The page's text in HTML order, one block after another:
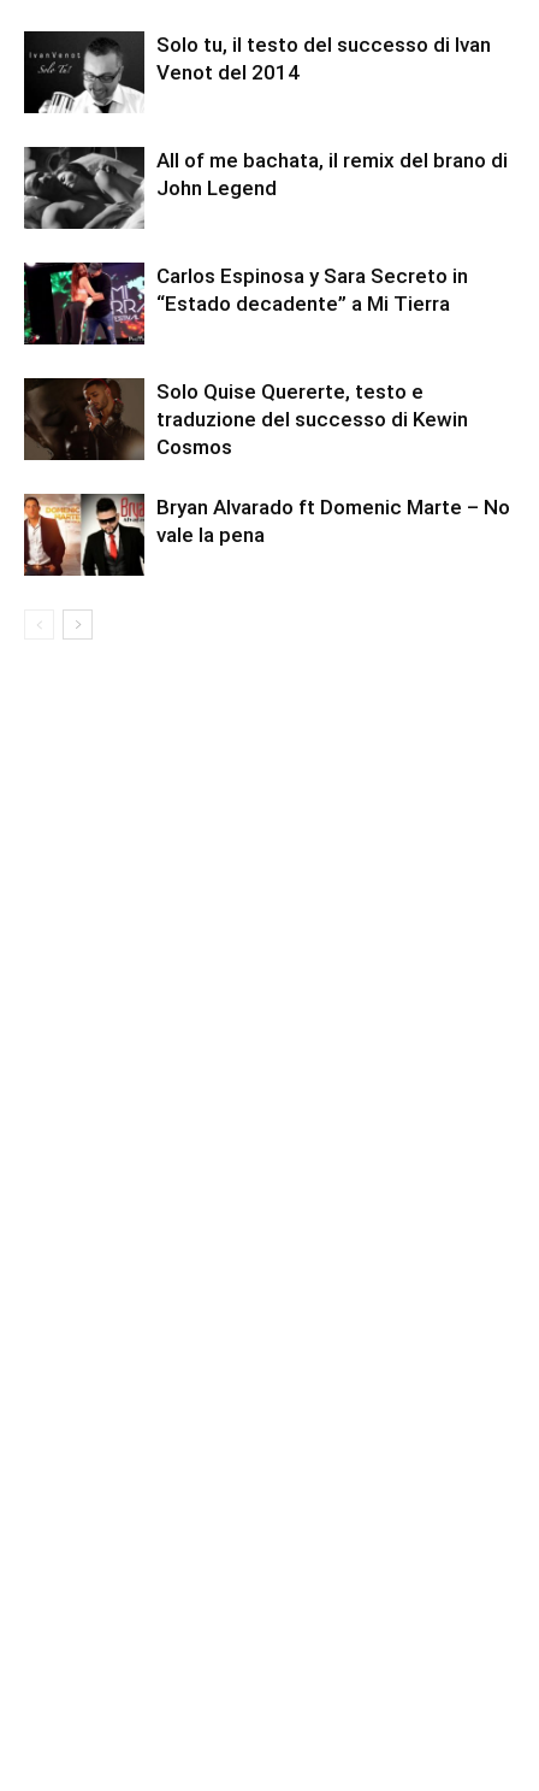
Solo tu, il testo del successo di Ivan
Venot del 2014
All of me bachata, il remix del brano di
John Legend
Carlos Espinosa y Sara Secreto in
“Estado decadente” a Mi Tierra
Solo Quise Quererte, testo e
traduzione del successo di Kewin
Cosmos
Bryan Alvarado ft Domenic Marte – No
vale la pena